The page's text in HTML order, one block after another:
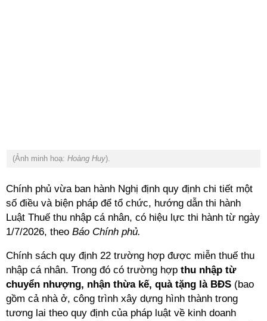
(Ảnh minh hoạ: Hoàng Huy).
Chính phủ vừa ban hành Nghị định quy định chi tiết một
số điều và biện pháp để tổ chức, hướng dẫn thi hành
Luật Thuế thu nhập cá nhân, có hiệu lực thi hành từ ngày
1/7/2026, theo Báo Chính phủ.
Chính sách quy định 22 trường hợp được miễn thuế thu
nhập cá nhân. Trong đó có trường hợp thu nhập từ
chuyển nhượng, nhận thừa kế, quà tặng là BĐS (bao
gồm cả nhà ở, công trình xây dựng hình thành trong
tương lai theo quy định của pháp luật về kinh doanh